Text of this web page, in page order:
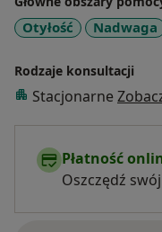
Otyłość Nadwaga
Rodzaje konsultacji
Stacjonarne
Płatność
Oszczędź